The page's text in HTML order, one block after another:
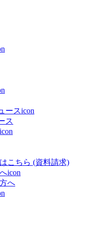
ス
こちら (資料請求)
へ